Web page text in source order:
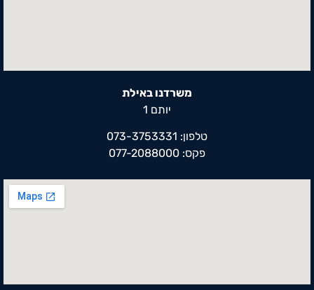
משרדנו באילת
יותם 1
טלפון: 073-3753331
פקס: 077-2088000